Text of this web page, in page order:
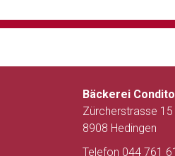
Bäckerei
Zürcherstrasse 15
8908 Hedingen
Telefon 044 761